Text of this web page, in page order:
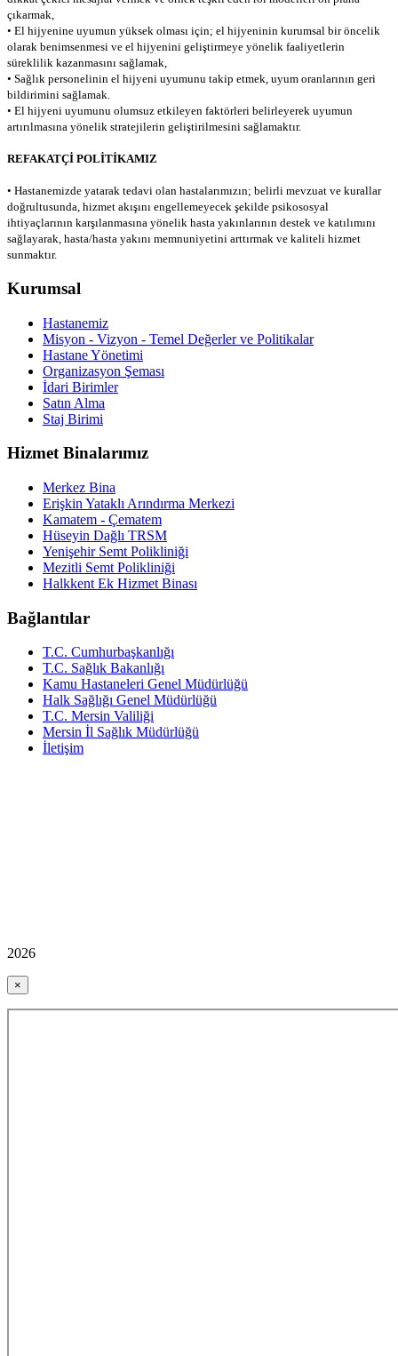
çıkarmak,
• El hijyenine uyumun yüksek olması için; el hijyeninin kurumsal bir öncelik
olarak benimsenmesi ve el hijyenini geliştirmeye yönelik faaliyetlerin
süreklilik kazanmasını sağlamak,
• Sağlık personelinin el hijyeni uyumunu takip etmek, uyum oranlarının geri
bildirimini sağlamak.
• El hijyeni uyumunu olumsuz etkileyen faktörleri belirleyerek uyumun
artırılmasına yönelik stratejilerin geliştirilmesini sağlamaktır.
REFAKATÇİ POLİTİKAMIZ
• Hastanemizde yatarak tedavi olan hastalarımızın; belirli mevzuat ve kurallar
doğrultusunda, hizmet akışını engellemeyecek şekilde psikososyal
ihtiyaçlarının karşılanmasına yönelik hasta yakınlarının destek ve katılımını
sağlayarak, hasta/hasta yakını memnuniyetini arttırmak ve kaliteli hizmet
sunmaktır.
Kurumsal
Hastanemiz
Misyon - Vizyon - Temel Değerler ve Politikalar
Hastane Yönetimi
Organizasyon Şeması
İdari Birimler
Satın Alma
Staj Birimi
Hizmet Binalarımız
Merkez Bina
Erişkin Yataklı Arındırma Merkezi
Kamatem - Çematem
Hüseyin Dağlı TRSM
Yenişehir Semt Polikliniği
Mezitli Semt Polikliniği
Halkkent Ek Hizmet Binası
Bağlantılar
T.C. Cumhurbaşkanlığı
T.C. Sağlık Bakanlığı
Kamu Hastaneleri Genel Müdürlüğü
Halk Sağlığı Genel Müdürlüğü
T.C. Mersin Valiliği
Mersin İl Sağlık Müdürlüğü
İletişim
2026
×